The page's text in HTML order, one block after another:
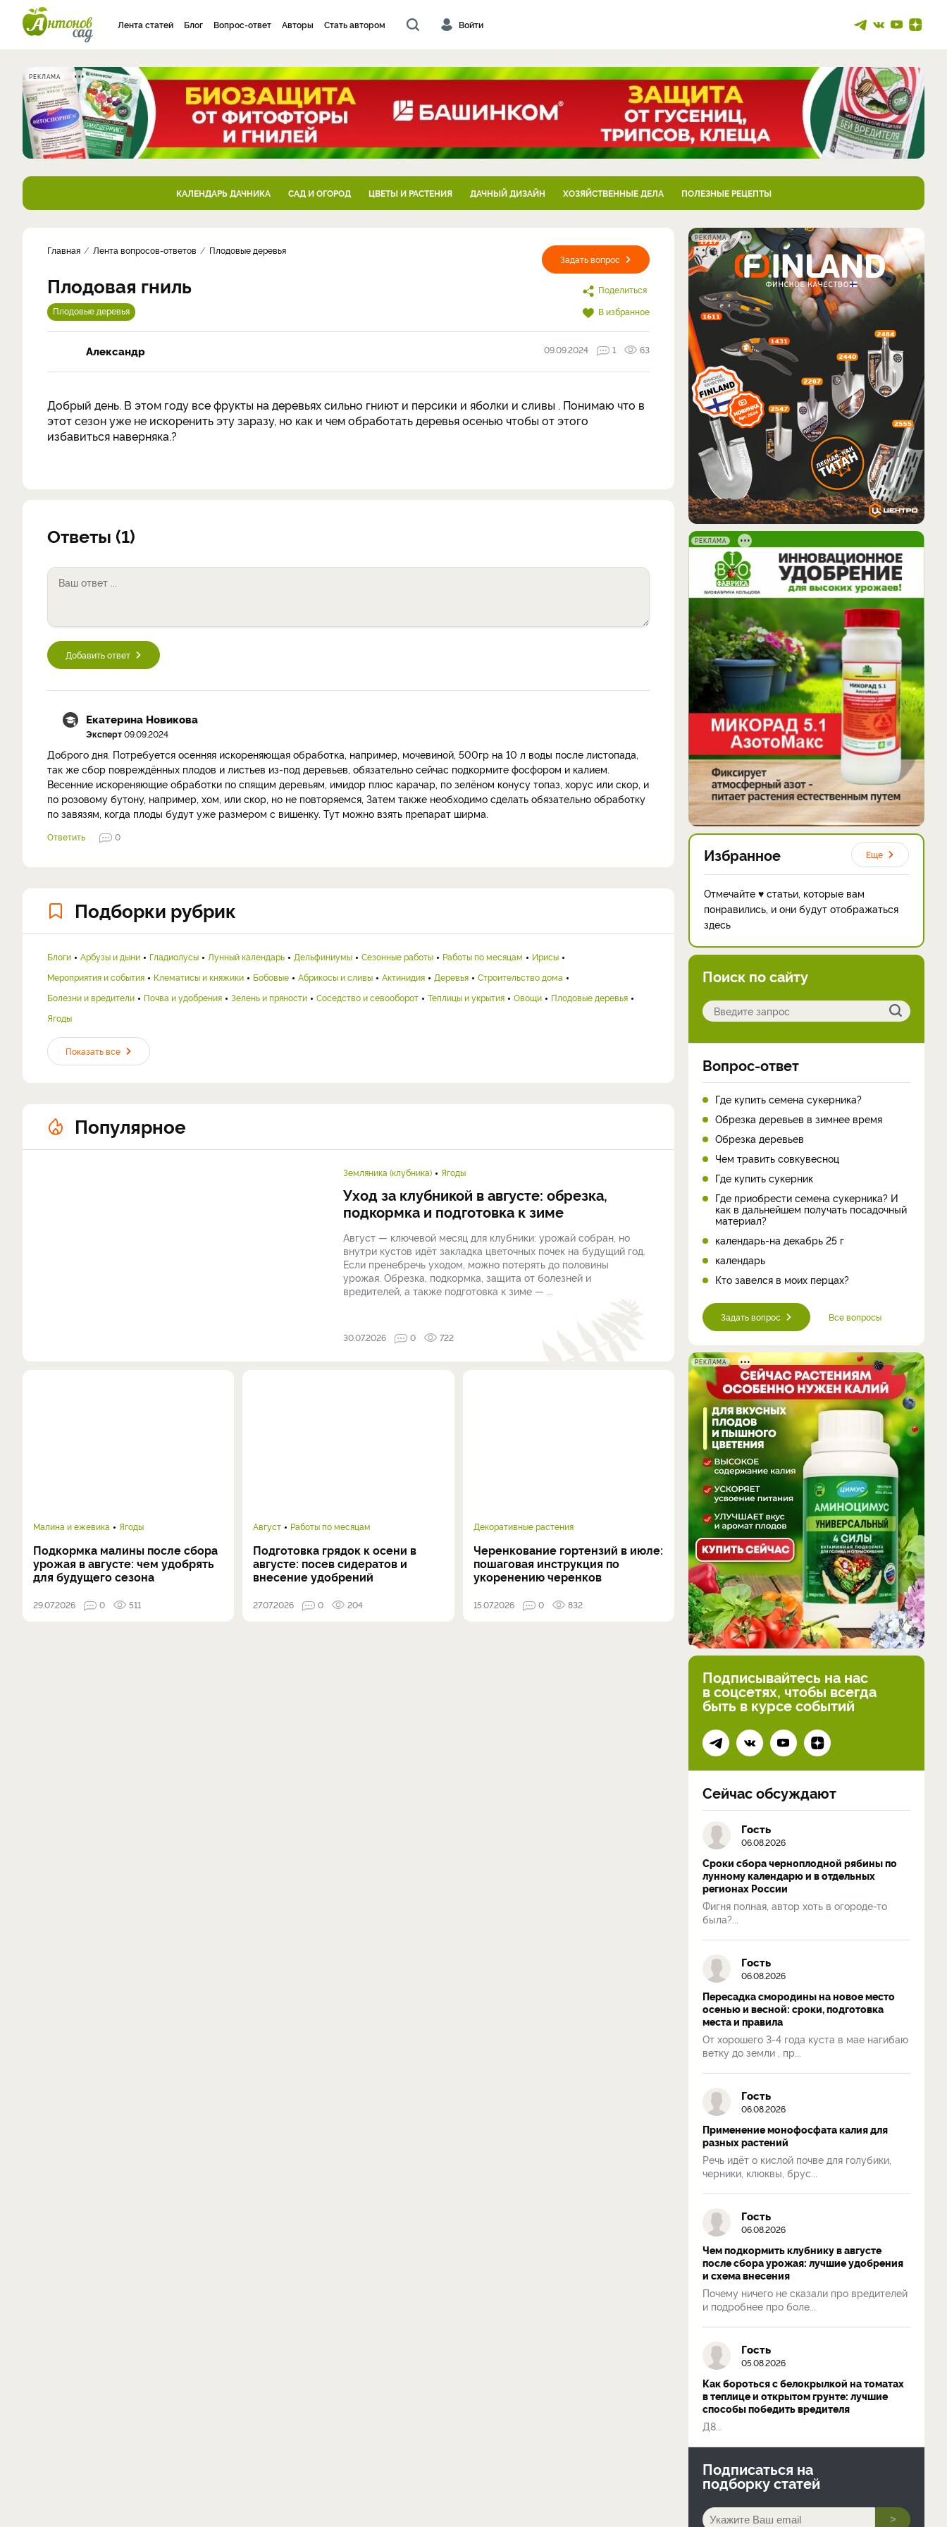
Лента статей Блог Вопрос-ответ Авторы Стать автором Войти
РЕКЛАМА
КАЛЕНДАРЬ ДАЧНИКА САД И ОГОРОД ЦВЕТЫ И РАСТЕНИЯ ДАЧНЫЙ ДИЗАЙН ХОЗЯЙСТВЕННЫЕ ДЕЛА ПОЛЕЗНЫЕ РЕЦЕПТЫ
Задать вопрос
Поделиться
В избранное
Главная Лента вопросов-ответов Плодовые деревья
Плодовая гниль
Плодовые деревья
Александр 09.09.2024 1 63
Добрый день. В этом году все фрукты на деревьях сильно гниют и персики и яболки и сливы . Понимаю что в
этот сезон уже не искоренить эту заразу, но как и чем обработать деревья осенью чтобы от этого
избавиться наверняка.?
Ответы (1)
Добавить ответ
Екатерина Новикова
Эксперт09.09.2024
Доброго дня. Потребуется осенняя искореняющая обработка, например, мочевиной, 500гр на 10 л воды после листопада,
так же сбор повреждённых плодов и листьев из-под деревьев, обязательно сейчас подкормите фосфором и калием.
Весенние искореняющие обработки по спящим деревьям, имидор плюс карачар, по зелёном конусу топаз, хорус или скор, и
по розовому бутону, например, хом, или скор, но не повторяемся, Затем также необходимо сделать обязательно обработку
по завязям, когда плоды будут уже размером с вишенку. Тут можно взять препарат ширма.
Ответить 0
Подборки рубрик
Блоги Арбузы и дыни Гладиолусы Лунный календарь Дельфиниумы Сезонные работы Работы по месяцам
Ирисы
Мероприятия и события
Клематисы и княжики Бобовые Абрикосы и сливы Актинидия Деревья
Строительство дома
Болезни и вредители
Почва и удобрения Зелень и пряности Соседство и севооборот Теплицы и укрытия Овощи
Плодовые деревья
Ягоды
Показать все
Популярное
Земляника (клубника) Ягоды
Уход за клубникой в августе: обрезка,
подкормка и подготовка к зиме
Август — ключевой месяц для клубники: урожай собран, но
внутри кустов идёт закладка цветочных почек на будущий год.
Если пренебречь уходом, можно потерять до половины
урожая. Обрезка, подкормка, защита от болезней и
вредителей, а также подготовка к зиме — ...
30.07.2026 0 722
Малина и ежевика Ягоды
Подкормка малины после сбора
урожая в августе: чем удобрять
для будущего сезона
29.07.2026 0 511
Август Работы по месяцам
Подготовка грядок к осени в
августе: посев сидератов и
внесение удобрений
27.07.2026 0 204
Декоративные растения
Черенкование гортензий в июле:
пошаговая инструкция по
укоренению черенков
15.07.2026 0 832
РЕКЛАМА
РЕКЛАМА
Избранное Еще
Отмечайте ♥ статьи, которые вам
понравились, и они будут отображаться
здесь
Поиск по сайту
Вопрос-ответ
Где купить семена сукерника?
Обрезка деревьев в зимнее время
Обрезка деревьев
Чем травить совкувесноц
Где купить сукерник
Где приобрести семена сукерника? И
как в дальнейшем получать посадочный
материал?
календарь-на декабрь 25 г
календарь
Кто завелся в моих перцах?
Задать вопрос Все вопросы
РЕКЛАМА
Подписывайтесь на нас
в соцсетях, чтобы всегда
быть в курсе событий
Сейчас обсуждают
Гость
06.08.2026
Сроки сбора черноплодной рябины по
лунному календарю и в отдельных
регионах России
Фигня полная, автор хоть в огороде-то
была?...
Гость
06.08.2026
Пересадка смородины на новое место
осенью и весной: сроки, подготовка
места и правила
От хорошего 3-4 года куста в мае нагибаю
ветку до земли , пр...
Гость
06.08.2026
Применение монофосфата калия для
разных растений
Речь идёт о кислой почве для голубики,
черники, клюквы, брус...
Гость
06.08.2026
Чем подкормить клубнику в августе
после сбора урожая: лучшие удобрения
и схема внесения
Почему ничего не сказали про вредителей
и подробнее про боле...
Гость
05.08.2026
Как бороться с белокрылкой на томатах
в теплице и открытом грунте: лучшие
способы победить вредителя
Д8...
Подписаться на
подборку статей
>